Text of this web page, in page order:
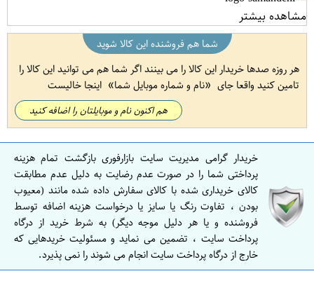
مشاهده بیشتر
شما هم فروشنده این کالا شوید
هر روزه صدها خریدار این کالا را می بینند اگر شما هم می توانید این کالا را
تامین کنید واقعا جای
نام و شماره موبایل شما اینجا خالیست
هم اکنون نام و موبایلتان را اضافه کنید
خریدار گرامی مدیریت سایت بازارفوری بازگشت تمام هزینه
پرداختی شما را در صورت عدم رضایت به دلیل عدم مطابقت
کالای خریداری شده با کالای سفارش داده شده مانند (معیوب
بودن ، تفاوت رنگ یا سایز یا درخواست هزینه اضافه توسط
فروشنده و یا هر دلیل موجه دیگر) به شرط خرید از درگاه
پرداخت سایت ، تضمین می نماید و مسئولیت خریدهایی که
خارج از درگاه پرداخت سایت انجام می شوند را نمی پذیرد.